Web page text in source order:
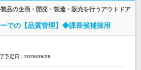
品の企画・開発・製造・販売を行うアウトドア
での【品質管理】◆課長候補採用
予定日： 2026/09/28